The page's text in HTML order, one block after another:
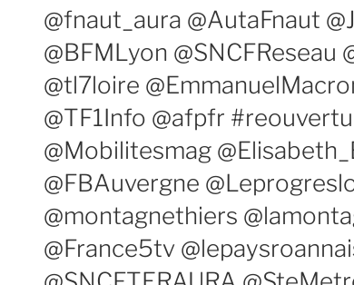
@fnaut_aura @AutaFnaut
@BFMLyon
@tl7loire
@TF1Info @afpfr
@Mobilitesmag
@FBAuvergne
@montagnethiers
@France5tv